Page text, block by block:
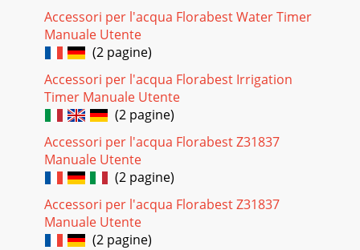
Accessori per l'acqua Florabest Water Timer
Manuale Utente
(2 pagine)
Accessori per l'acqua Florabest Irrigation
Timer Manuale Utente
(2 pagine)
Accessori per l'acqua Florabest Z31837
Manuale Utente
(2 pagine)
Accessori per l'acqua Florabest Z31837
Manuale Utente
(2 pagine)